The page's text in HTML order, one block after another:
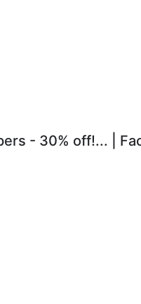
- 30% off!... |